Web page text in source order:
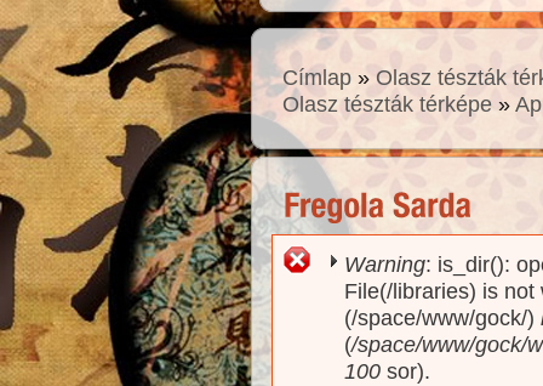
Címlap »Olasz tészták
Olasz tészták térképe »
Hibaüzenet
Warning: is_dir():
File(/libraries) is
(/space/www/gock/)
(/space/www/gock/
100 sor).